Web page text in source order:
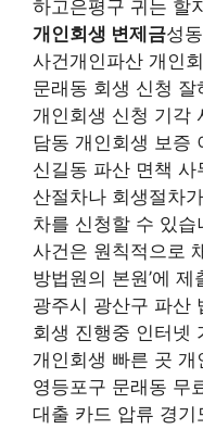
하고은평구 귀는 할
개인회생 변제금성
사건개인파산 개인
문래동 회생 신청
개인회생 신청 기각
담동 개인회생 보증
신길동 파산 면책
산절차나 회생절차
차를 신청할 수 있
사건은 원칙적으로
방법원의 본원’에
광주시 광산구 파산
회생 진행중 인터넷
개인회생 빠른 곳 개
영등포구 문래동 무
대출 카드 압류 경